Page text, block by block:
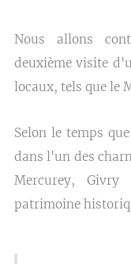
Nous allons
deuxième visite
locaux, tels que le
Selon le temps
dans l'un des
Mercurey,
patrimoine